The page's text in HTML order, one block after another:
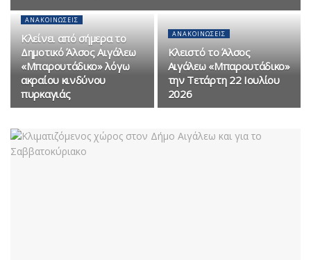
ΑΝΑΚΟΙΝΏΣΕΙΣ
Κλείνει από σήμερα το
Δημοτικό Άλσος Αιγάλεω
«Μπαρουτάδικο» λόγω
ακραίου κινδύνου
πυρκαγιάς
ΑΝΑΚΟΙΝΏΣΕΙΣ
Κλειστό το Άλσος
Αιγάλεω «Μπαρουτάδικο»
την Τετάρτη 22 Ιουλίου
2026